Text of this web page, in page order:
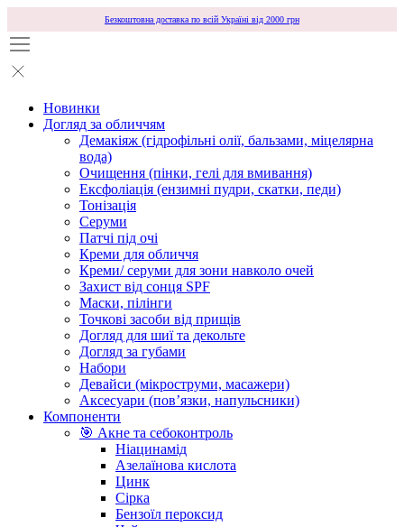
Безкоштовна доставка по всій Україні від 2000 грн
Новинки
Догляд за обличчям
Демакіяж (гідрофільні олії, бальзами, міцелярна
вода)
Очищення (пінки, гелі для вмивання)
Ексфоліація (ензимні пудри, скатки, педи)
Тонізація
Серуми
Патчі під очі
Креми для обличчя
Креми/ серуми для зони навколо очей
Захист від сонця SPF
Маски, пілінги
Точкові засоби від прищів
Догляд для шиї та декольте
Догляд за губами
Набори
Девайси (мікроструми, масажери)
Аксесуари (повʼязки, напульсники)
Компоненти
🎯 Акне та себоконтроль
Ніацинамід
Азелаїнова кислота
Цинк
Сірка
Бензоїл пероксид